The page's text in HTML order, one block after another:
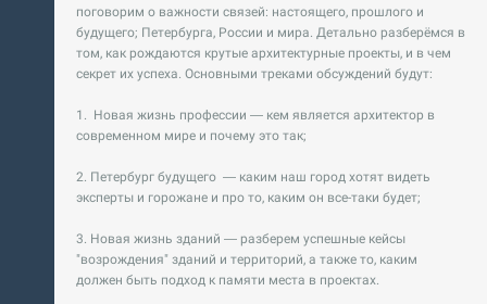
поговорим о важности связей: настоящего, прошлого и
будущего; Петербурга, России и мира. Детально разберёмся в
том, как рождаются крутые архитектурные проекты, и в чем
секрет их успеха. Основными треками обсуждений будут:
1. Новая жизнь профессии — кем является архитектор в
современном мире и почему это так;
2. Петербург будущего — каким наш город хотят видеть
эксперты и горожане и про то, каким он все-таки будет;
3. Новая жизнь зданий — разберем успешные кейсы
"возрождения" зданий и территорий, а также то, каким
должен быть подход к памяти места в проектах.